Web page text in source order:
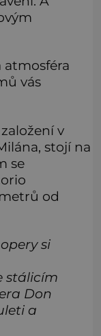
atmosféra
vás
v
stojí na
se
od
si
stálicím
Don
a